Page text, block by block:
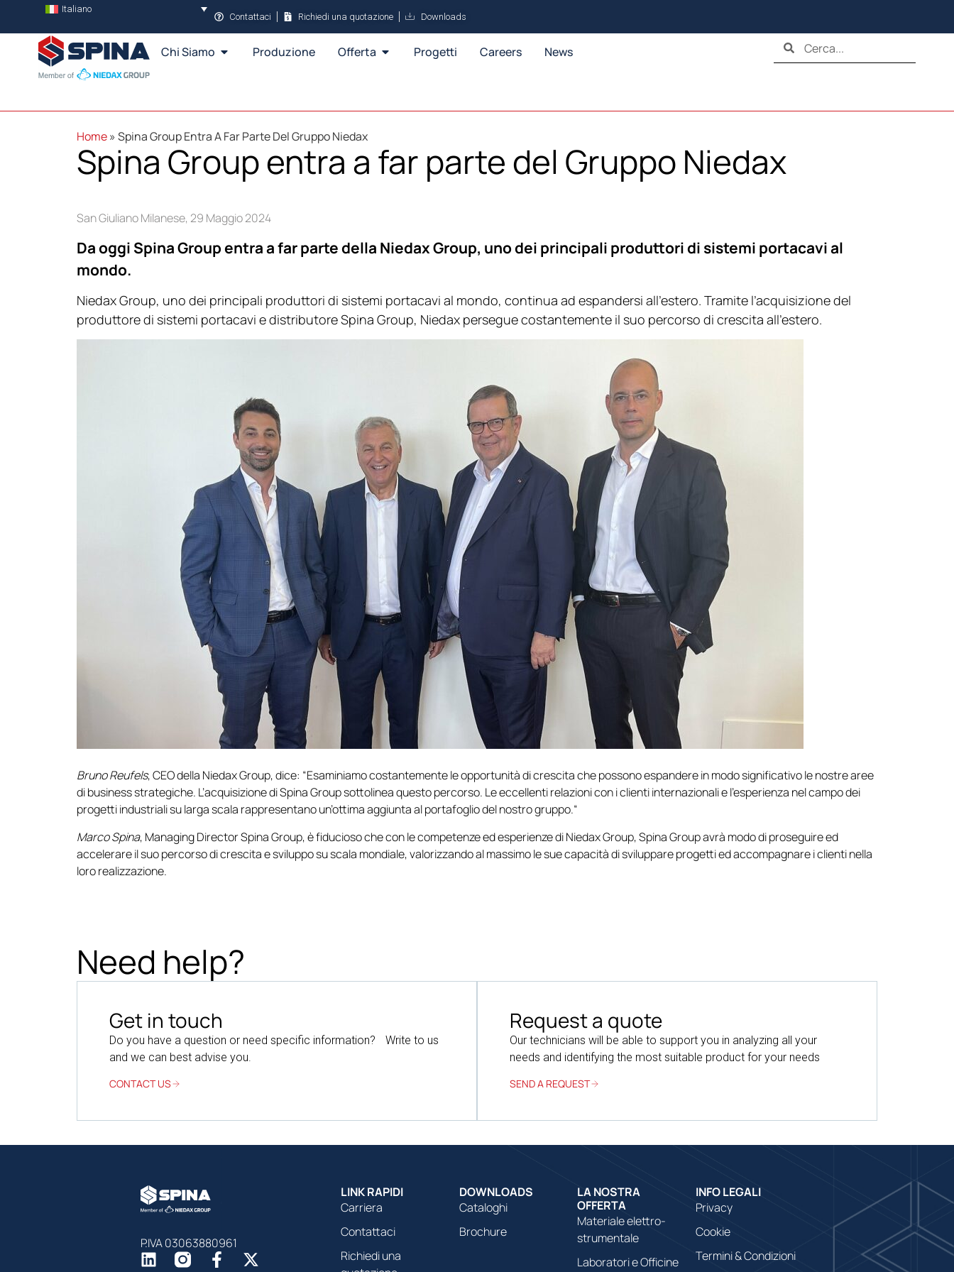
Italiano
Contattaci Richiedi una quotazione Downloads
Chi Siamo Produzione Offerta Progetti Careers News
Home» Spina Group Entra A Far Parte Del Gruppo Niedax
Spina Group entra a far parte del Gruppo Niedax
San Giuliano Milanese, 29 Maggio 2024
Da oggi Spina Group entra a far parte della Niedax Group, uno dei principali produttori di sistemi portacavi al
mondo.
Niedax Group, uno dei principali produttori di sistemi portacavi al mondo, continua ad espandersi all’estero. Tramite l’acquisizione del
produttore di sistemi portacavi e distributore Spina Group, Niedax persegue costantemente il suo percorso di crescita all’estero.
Bruno Reufels, CEO della Niedax Group, dice: “Esaminiamo costantemente le opportunità di crescita che possono espandere in modo significativo le nostre aree
di business strategiche. L’acquisizione di Spina Group sottolinea questo percorso. Le eccellenti relazioni con i clienti internazionali e l’esperienza nel campo dei
progetti industriali su larga scala rappresentano un’ottima aggiunta al portafoglio del nostro gruppo.“
Marco Spina, Managing Director Spina Group, è fiducioso che con le competenze ed esperienze di Niedax Group, Spina Group avrà modo di proseguire ed
accelerare il suo percorso di crescita e sviluppo su scala mondiale, valorizzando al massimo le sue capacità di sviluppare progetti ed accompagnare i clienti nella
loro realizzazione.
Need help?
Get in touch
Do you have a question or need specific information? Write to us
and we can best advise you.
CONTACT US
Request a quote
Our technicians will be able to support you in analyzing all your
needs and identifying the most suitable product for your needs
SEND A REQUEST
P.IVA 03063880961
LINK RAPIDI
Carriera
Contattaci
Richiedi una
DOWNLOADS
Cataloghi
Brochure
LA NOSTRA
OFFERTA
Materiale elettro-
strumentale
Laboratori e Officine
INFO LEGALI
Privacy
Cookie
Termini & Condizioni